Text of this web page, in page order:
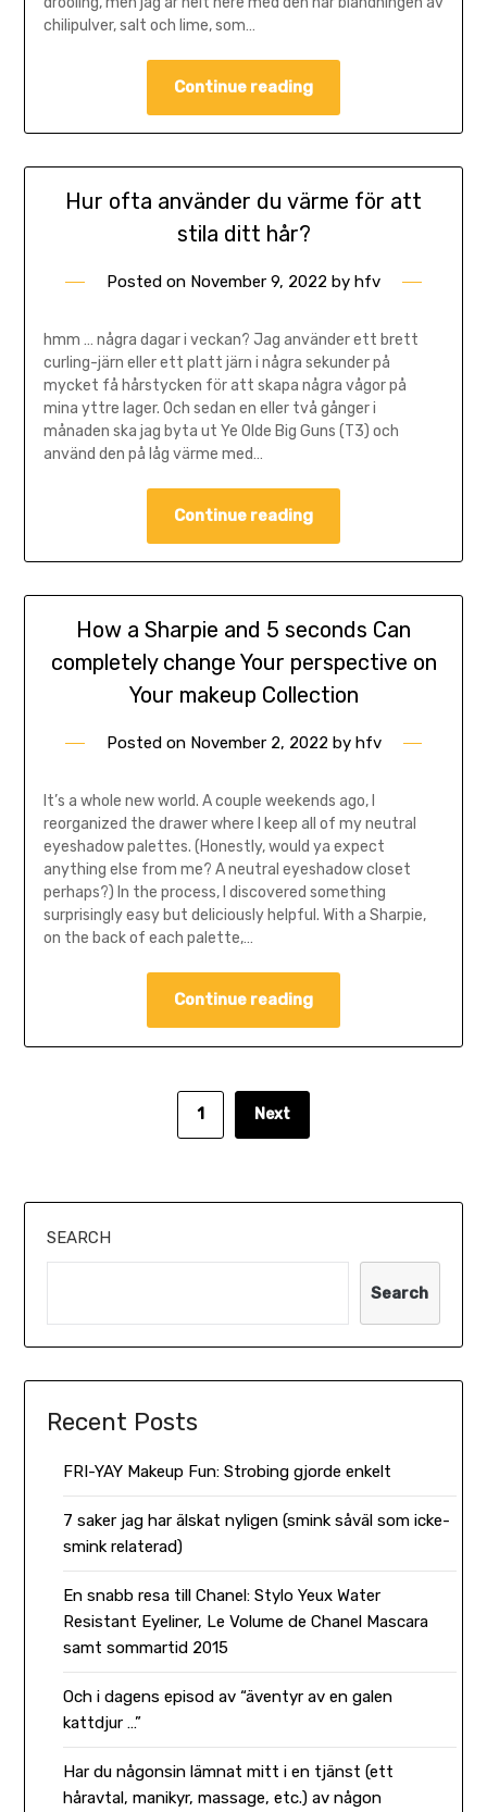
chilipulver, salt och lime, som…
Continue reading
Hur ofta använder du värme för att
stila ditt hår?
Posted on November 9, 2022 by hfv
hmm … några dagar i veckan? Jag använder ett brett
curling-järn eller ett platt järn i några sekunder på
mycket få hårstycken för att skapa några vågor på
mina yttre lager. Och sedan en eller två gånger i
månaden ska jag byta ut Ye Olde Big Guns (T3) och
använd den på låg värme med…
Continue reading
How a Sharpie and 5 seconds Can
completely change Your perspective on
Your makeup Collection
Posted on November 2, 2022 by hfv
It’s a whole new world. A couple weekends ago, I
reorganized the drawer where I keep all of my neutral
eyeshadow palettes. (Honestly, would ya expect
anything else from me? A neutral eyeshadow closet
perhaps?) In the process, I discovered something
surprisingly easy but deliciously helpful. With a Sharpie,
on the back of each palette,…
Continue reading
1 Next
SEARCH
Search
Recent Posts
FRI-YAY Makeup Fun: Strobing gjorde enkelt
7 saker jag har älskat nyligen (smink såväl som icke-
smink relaterad)
En snabb resa till Chanel: Stylo Yeux Water
Resistant Eyeliner, Le Volume de Chanel Mascara
samt sommartid 2015
Och i dagens episod av “äventyr av en galen
kattdjur …”
Har du någonsin lämnat mitt i en tjänst (ett
håravtal, manikyr, massage, etc.) av någon